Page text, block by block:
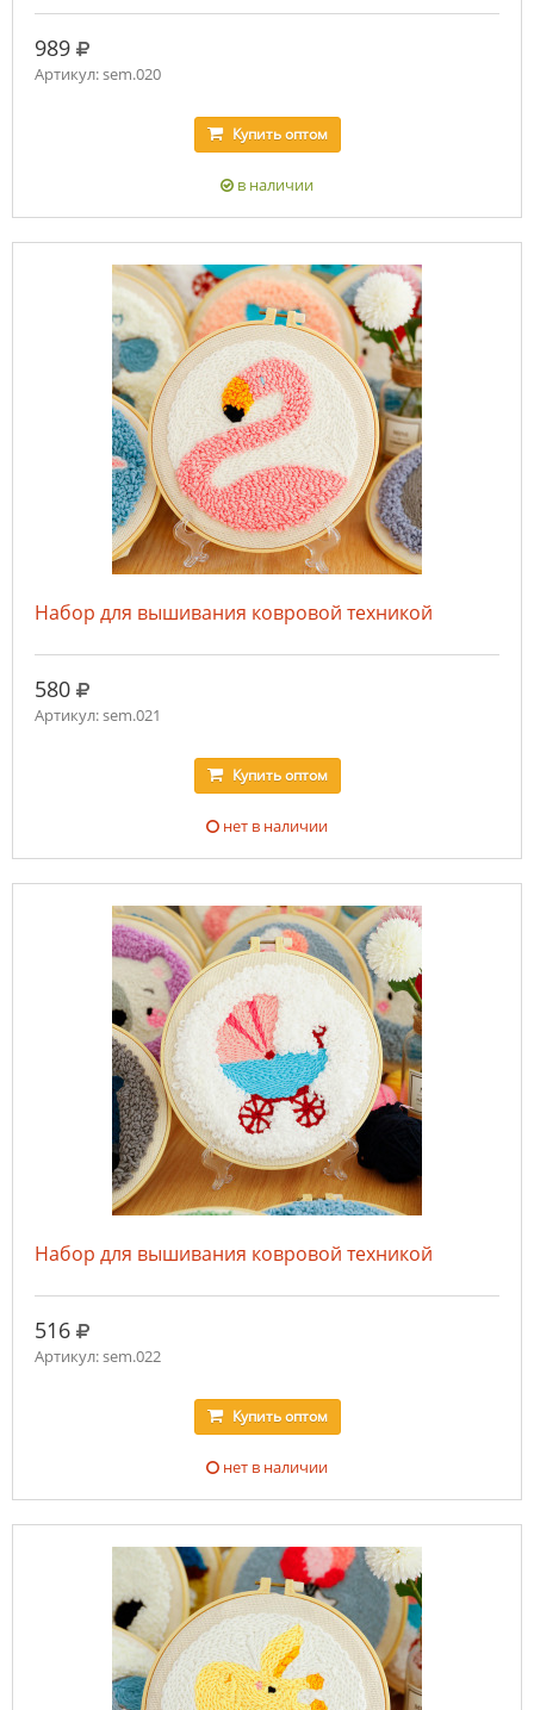
989 руб.
Артикул: sem.020
Купитьоптом
в наличии
Набор для вышивания ковровой техникой
580 руб.
Артикул: sem.021
Купитьоптом
нет в наличии
Набор для вышивания ковровой техникой
516 руб.
Артикул: sem.022
Купитьоптом
нет в наличии